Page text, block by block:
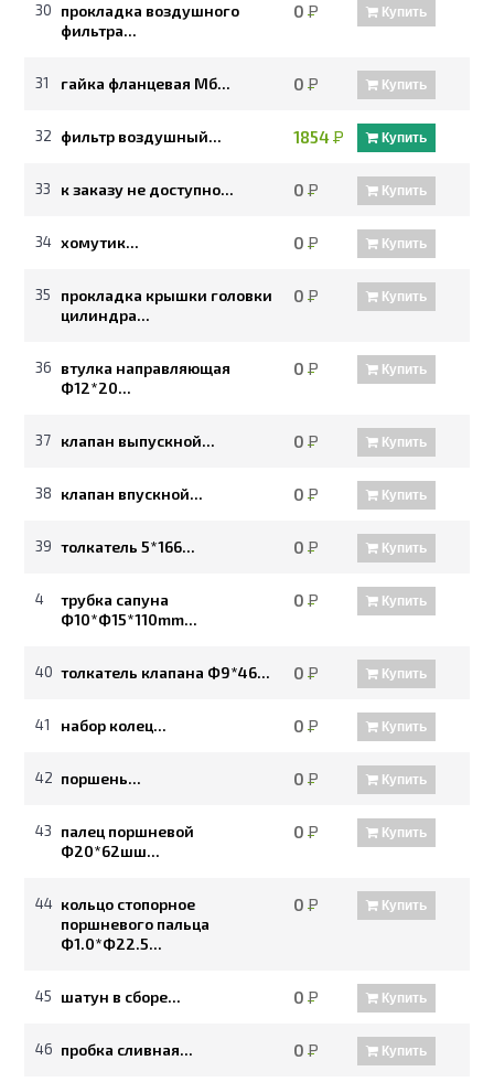
30
прокладка воздушного
фильтра...
0Р Купить
31 гайка фланцевая Мб... 0Р Купить
32 фильтр воздушный... 1854Р Купить
33 к заказу не доступно... 0Р Купить
34 хомутик... 0Р Купить
35
прокладка крышки головки
цилиндра...
0Р Купить
36
втулка направляющая
Ф12*20...
0Р Купить
37 клапан выпускной... 0Р Купить
38 клапан впускной... 0Р Купить
39 толкатель 5*166... 0Р Купить
4
трубка сапуна
Ф10*Ф15*110mm...
0Р Купить
40 толкатель клапана Ф9*46... 0Р Купить
41 набор колец... 0Р Купить
42 поршень... 0Р Купить
43
палец поршневой
Ф20*62шш...
0Р Купить
44 кольцо стопорное
поршневого пальца
Ф1.0*Ф22.5...
0Р Купить
45 шатун в сборе... 0Р Купить
46 пробка сливная... 0Р Купить